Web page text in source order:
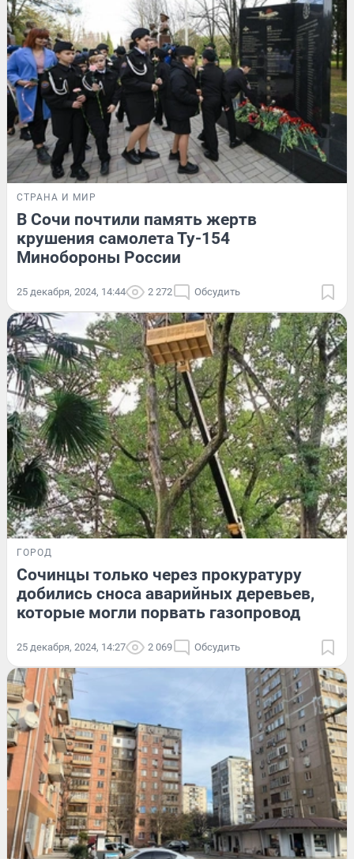
СТРАНА И МИР
В Сочи почтили память жертв
крушения самолета Ту-154
Минобороны России
25 декабря, 2024, 14:44 2 272 Обсудить
ГОРОД
Сочинцы только через прокуратуру
добились сноса аварийных деревьев,
которые могли порвать газопровод
25 декабря, 2024, 14:27 2 069 Обсудить